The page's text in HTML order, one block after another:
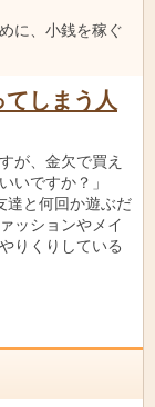
に、小銭を稼ぐ
しまう人
が、金欠で買え
いですか？」
達と何回か遊ぶだ
ッションやメイ
りくりしている